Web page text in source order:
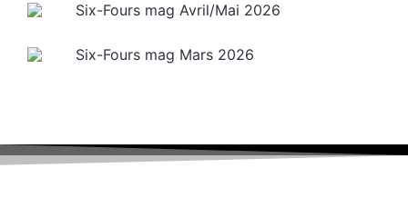
Six-Fours mag Avril/Mai 2026
Six-Fours mag Mars 2026